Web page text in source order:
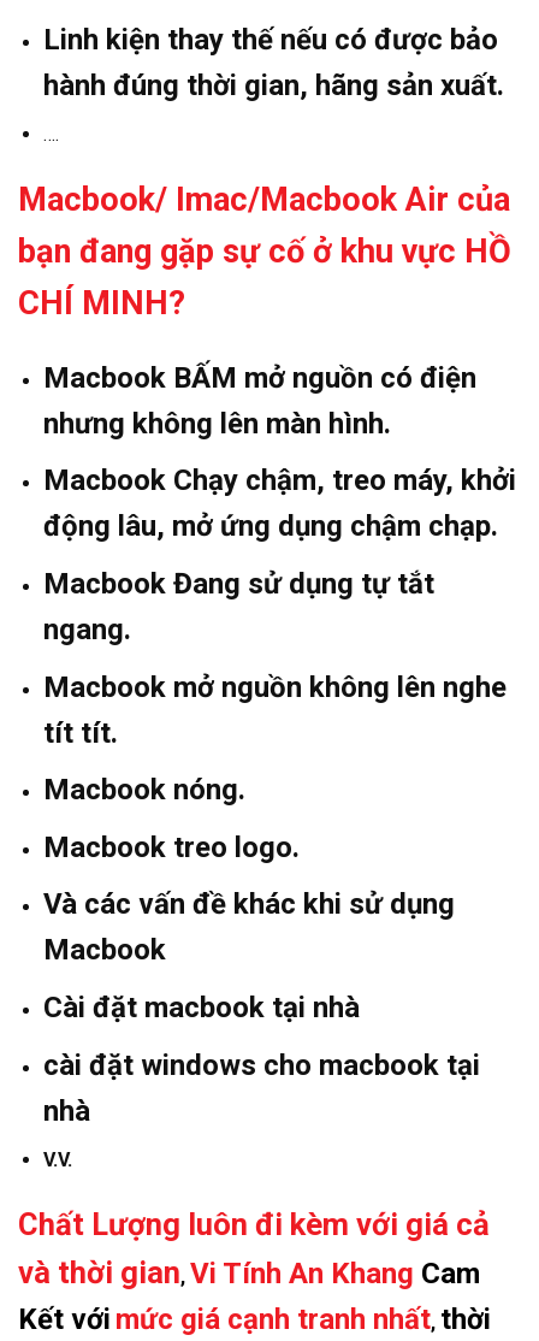
Linh kiện thay thế nếu có được bảo
hành đúng thời gian, hãng sản xuất.
….
Macbook/ Imac/Macbook Air của
bạn đang gặp sự cố ở khu vực HỒ
CHÍ MINH?
Macbook BẤM mở nguồn có điện
nhưng không lên màn hình.
Macbook Chạy chậm, treo máy, khởi
động lâu, mở ứng dụng chậm chạp.
Macbook Đang sử dụng tự tắt
ngang.
Macbook mở nguồn không lên nghe
tít tít.
Macbook nóng.
Macbook treo logo.
Và các vấn đề khác khi sử dụng
Macbook
Cài đặt macbook tại nhà
cài đặt windows cho macbook tại
nhà
V.V.
Chất Lượng luôn đi kèm với giá cả
và thời gian, Vi Tính An Khang Cam
Kết với mức giá cạnh tranh nhất, thời